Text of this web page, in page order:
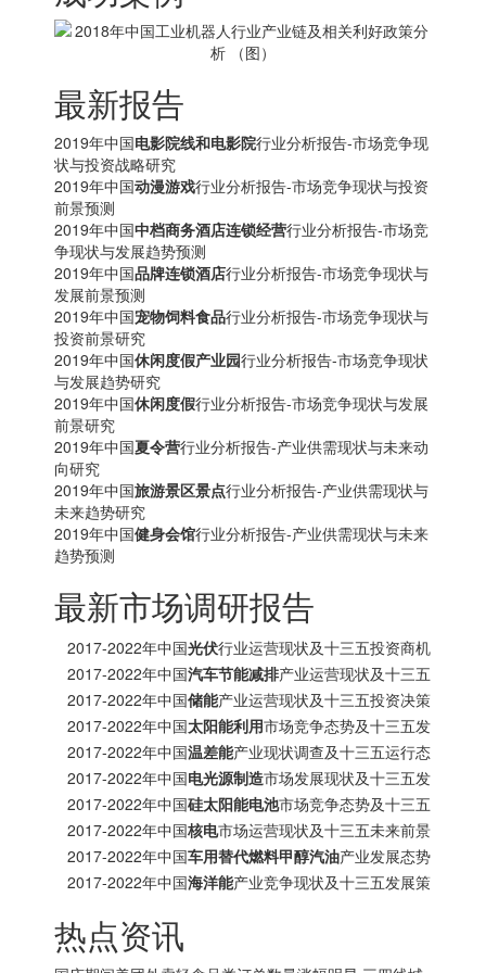
最新报告
2019年中国电影院线和电影院行业分析报告-市场竞争现
状与投资战略研究
2019年中国动漫游戏行业分析报告-市场竞争现状与投资
前景预测
2019年中国中档商务酒店连锁经营行业分析报告-市场竞
争现状与发展趋势预测
2019年中国品牌连锁酒店行业分析报告-市场竞争现状与
发展前景预测
2019年中国宠物饲料食品行业分析报告-市场竞争现状与
投资前景研究
2019年中国休闲度假产业园行业分析报告-市场竞争现状
与发展趋势研究
2019年中国休闲度假行业分析报告-市场竞争现状与发展
前景研究
2019年中国夏令营行业分析报告-产业供需现状与未来动
向研究
2019年中国旅游景区景点行业分析报告-产业供需现状与
未来趋势研究
2019年中国健身会馆行业分析报告-产业供需现状与未来
趋势预测
最新市场调研报告
2017-2022年中国光伏行业运营现状及十三五投资商机
研究报告
2017-2022年中国汽车节能减排产业运营现状及十三五
发展趋势前瞻报告
2017-2022年中国储能产业运营现状及十三五投资决策
分析报告
2017-2022年中国太阳能利用市场竞争态势及十三五发
展趋势前瞻报告
2017-2022年中国温差能产业现状调查及十三五运行态
势预测报告
2017-2022年中国电光源制造市场发展现状及十三五发
展策略分析报告
2017-2022年中国硅太阳能电池市场竞争态势及十三五
投资商机研究报告
2017-2022年中国核电市场运营现状及十三五未来前景
分析报告
2017-2022年中国车用替代燃料甲醇汽油产业发展态势
及十三五投资方向分析报告
2017-2022年中国海洋能产业竞争现状及十三五发展策
热点资讯